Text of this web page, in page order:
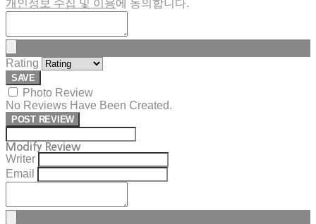
개인정보 수집 및 이용에 동의합니다.
Rating
SAVE
Photo Review
No Reviews Have Been Created.
POST REVIEW
Modify Review
Writer
Email